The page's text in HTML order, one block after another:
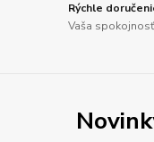
Rýchle
Vaša